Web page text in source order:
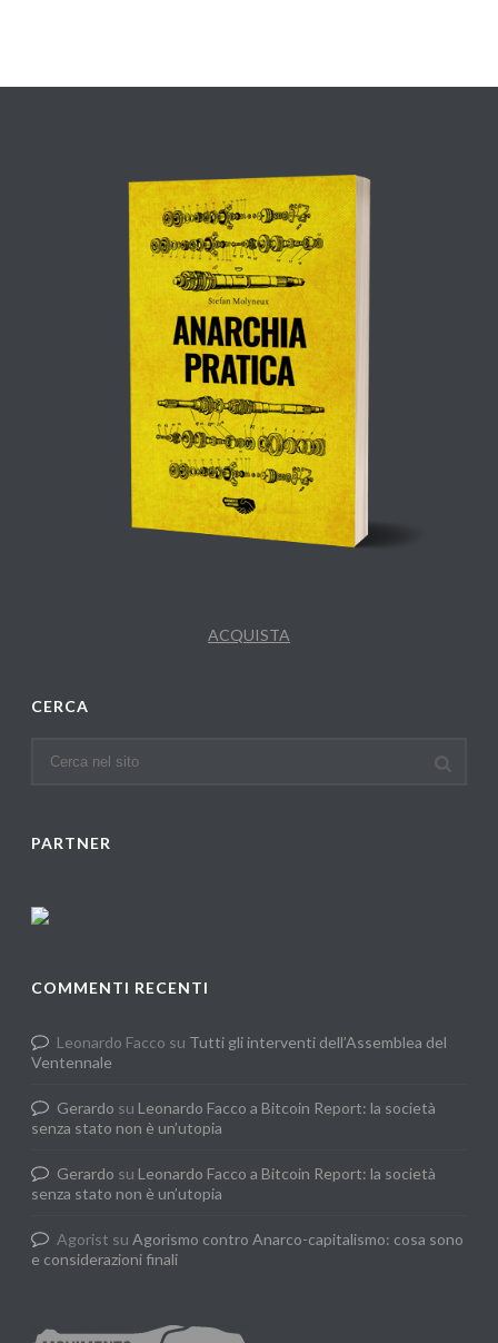
ACQUISTA
CERCA
PARTNER
COMMENTI RECENTI
Leonardo Facco su Tutti gli interventi dell’Assemblea del
Ventennale
Gerardo su Leonardo Facco a Bitcoin Report: la società
senza stato non è un’utopia
Gerardo su Leonardo Facco a Bitcoin Report: la società
senza stato non è un’utopia
Agorist suAgorismo contro Anarco-capitalismo: cosa sono
e considerazioni finali